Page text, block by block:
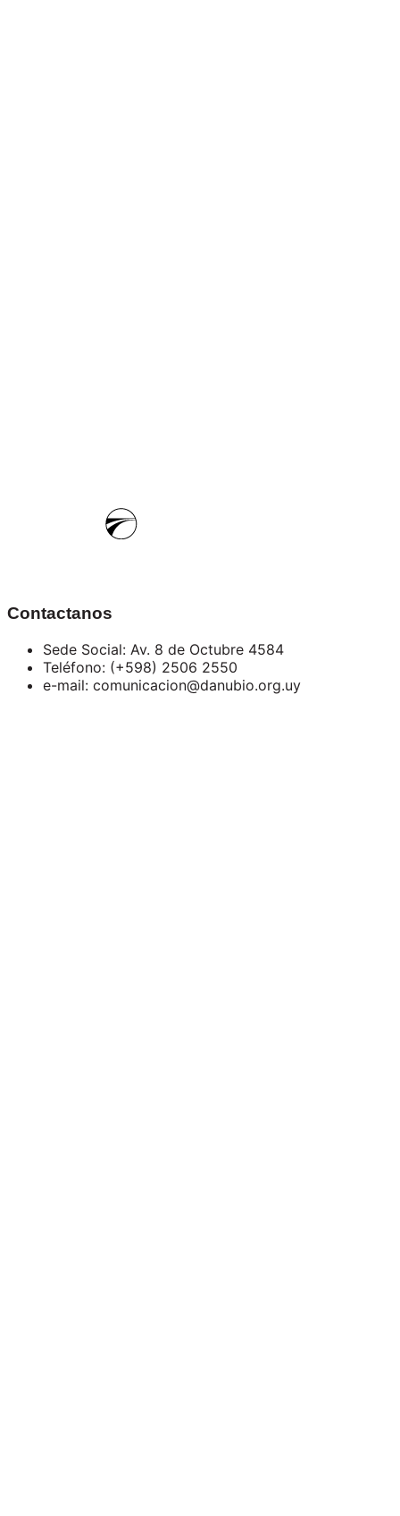
Contactanos
Sede Social: Av. 8 de Octubre 4584
Teléfono: (+598) 2506 2550
e-mail: comunicacion@danubio.org.uy